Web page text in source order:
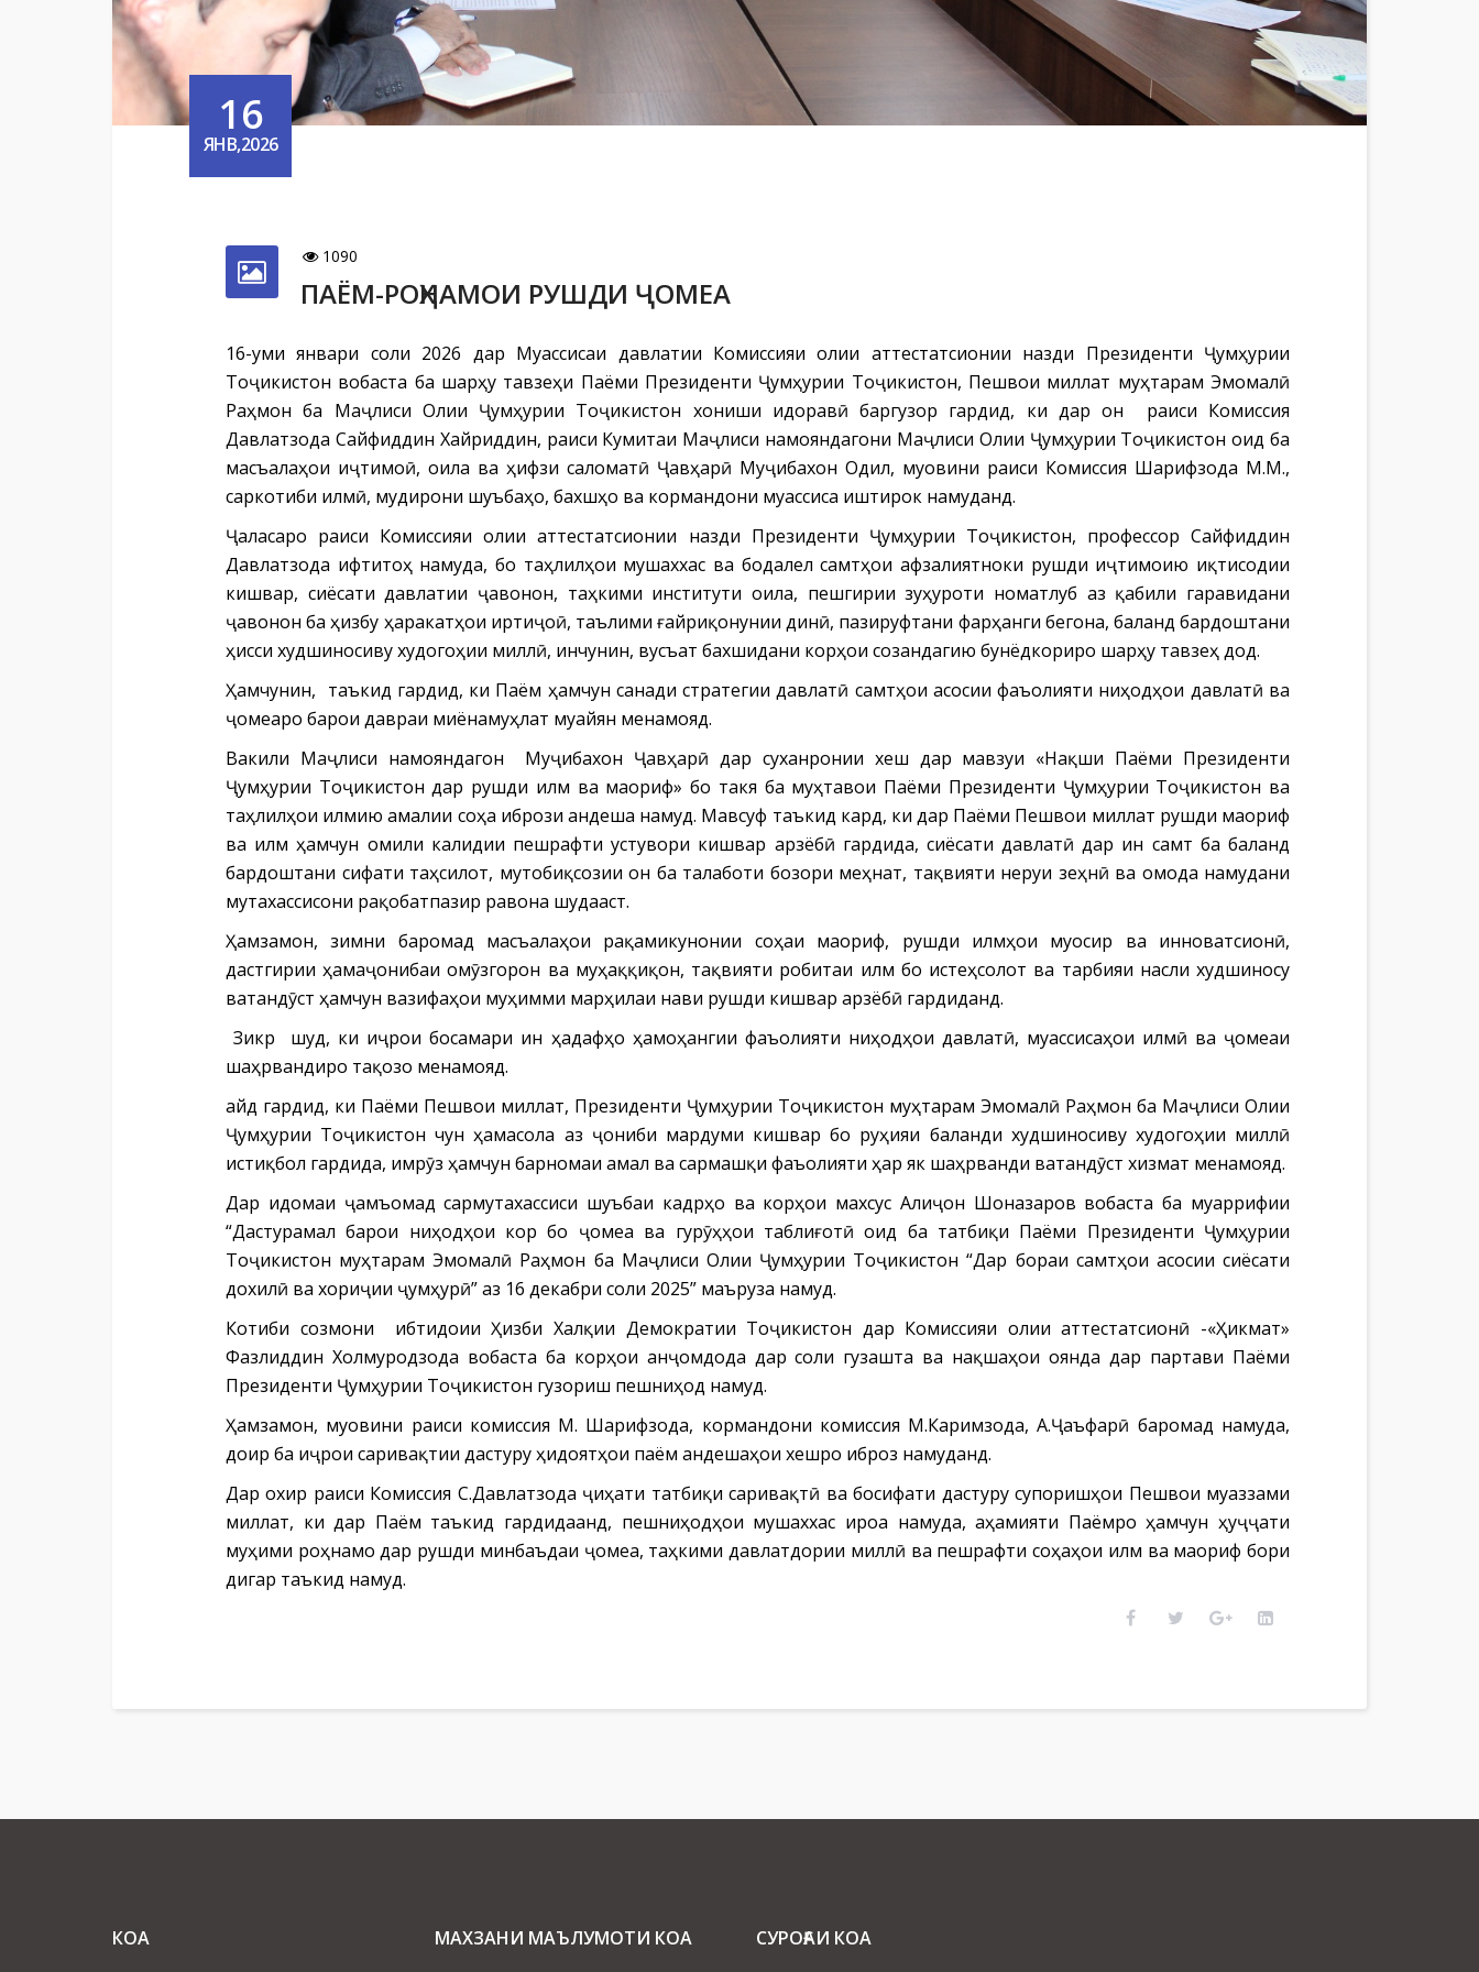
16
ЯНВ,2026
1090
ПАЁМ-РОҲНАМОИ РУШДИ ҶОМЕА
16-уми январи соли 2026 дар Муассисаи давлатии Комиссияи олии аттестатсионии назди Президенти Ҷумҳурии
Тоҷикистон вобаста ба шарҳу тавзеҳи Паёми Президенти Ҷумҳурии Тоҷикистон, Пешвои миллат муҳтарам Эмомалӣ
Раҳмон ба Маҷлиси Олии Ҷумҳурии Тоҷикистон хониши идоравӣ баргузор гардид, ки дар он раиси Комиссия
Давлатзода Сайфиддин Хайриддин, раиси Кумитаи Маҷлиси намояндагони Маҷлиси Олии Ҷумҳурии Тоҷикистон оид ба
масъалаҳои иҷтимоӣ, оила ва ҳифзи саломатӣ Ҷавҳарӣ Муҷибахон Одил, муовини раиси Комиссия Шарифзода М.М.,
саркотиби илмӣ, мудирони шуъбаҳо, бахшҳо ва кормандони муассиса иштирок намуданд.
Ҷаласаро раиси Комиссияи олии аттестатсионии назди Президенти Ҷумҳурии Тоҷикистон, профессор Сайфиддин
Давлатзода ифтитоҳ намуда, бо таҳлилҳои мушаххас ва бодалел самтҳои афзалиятноки рушди иҷтимоию иқтисодии
кишвар, сиёсати давлатии ҷавонон, таҳкими институти оила, пешгирии зуҳуроти номатлуб аз қабили гаравидани
ҷавонон ба ҳизбу ҳаракатҳои иртиҷоӣ, таълими ғайриқонунии динӣ, пазируфтани фарҳанги бегона, баланд бардоштани
ҳисси худшиносиву худогоҳии миллӣ, инчунин, вусъат бахшидани корҳои созандагию бунёдкориро шарҳу тавзеҳ дод.
Ҳамчунин, таъкид гардид, ки Паём ҳамчун санади стратегии давлатӣ самтҳои асосии фаъолияти ниҳодҳои давлатӣ ва
ҷомеаро барои давраи миёнамуҳлат муайян менамояд.
Вакили Маҷлиси намояндагон Муҷибахон Ҷавҳарӣ дар суханронии хеш дар мавзуи «Нақши Паёми Президенти
Ҷумҳурии Тоҷикистон дар рушди илм ва маориф» бо такя ба муҳтавои Паёми Президенти Ҷумҳурии Тоҷикистон ва
таҳлилҳои илмию амалии соҳа ибрози андеша намуд. Мавсуф таъкид кард, ки дар Паёми Пешвои миллат рушди маориф
ва илм ҳамчун омили калидии пешрафти устувори кишвар арзёбӣ гардида, сиёсати давлатӣ дар ин самт ба баланд
бардоштани сифати таҳсилот, мутобиқсозии он ба талаботи бозори меҳнат, тақвияти неруи зеҳнӣ ва омода намудани
мутахассисони рақобатпазир равона шудааст.
Ҳамзамон, зимни баромад масъалаҳои рақамикунонии соҳаи маориф, рушди илмҳои муосир ва инноватсионӣ,
дастгирии ҳамаҷонибаи омӯзгорон ва муҳаққиқон, тақвияти робитаи илм бо истеҳсолот ва тарбияи насли худшиносу
ватандӯст ҳамчун вазифаҳои муҳимми марҳилаи нави рушди кишвар арзёбӣ гардиданд.
Зикр шуд, ки иҷрои босамари ин ҳадафҳо ҳамоҳангии фаъолияти ниҳодҳои давлатӣ, муассисаҳои илмӣ ва ҷомеаи
шаҳрвандиро тақозо менамояд.
Қайд гардид, ки Паёми Пешвои миллат, Президенти Ҷумҳурии Тоҷикистон муҳтарам Эмомалӣ Раҳмон ба Маҷлиси Олии
Ҷумҳурии Тоҷикистон чун ҳамасола аз ҷониби мардуми кишвар бо руҳияи баланди худшиносиву худогоҳии миллӣ
истиқбол гардида, имрӯз ҳамчун барномаи амал ва сармашқи фаъолияти ҳар як шаҳрванди ватандӯст хизмат менамояд.
Дар идомаи ҷамъомад сармутахассиси шуъбаи кадрҳо ва корҳои махсус Алиҷон Шоназаров вобаста ба муаррифии
“Дастурамал барои ниҳодҳои кор бо ҷомеа ва гурӯҳҳои таблиғотӣ оид ба татбиқи Паёми Президенти Ҷумҳурии
Тоҷикистон муҳтарам Эмомалӣ Раҳмон ба Маҷлиси Олии Ҷумҳурии Тоҷикистон “Дар бораи самтҳои асосии сиёсати
дохилӣ ва хориҷии ҷумҳурӣ” аз 16 декабри соли 2025” маъруза намуд.
Котиби созмони ибтидоии Ҳизби Халқии Демократии Тоҷикистон дар Комиссияи олии аттестатсионӣ -«Ҳикмат»
Фазлиддин Холмуродзода вобаста ба корҳои анҷомдода дар соли гузашта ва нақшаҳои оянда дар партави Паёми
Президенти Ҷумҳурии Тоҷикистон гузориш пешниҳод намуд.
Ҳамзамон, муовини раиси комиссия М. Шарифзода, кормандони комиссия М.Каримзода, А.Ҷаъфарӣ баромад намуда,
доир ба иҷрои саривақтии дастуру ҳидоятҳои паём андешаҳои хешро иброз намуданд.
Дар охир раиси Комиссия С.Давлатзода ҷиҳати татбиқи саривақтӣ ва босифати дастуру супоришҳои Пешвои муаззами
миллат, ки дар Паём таъкид гардидаанд, пешниҳодҳои мушаххас ироа намуда, аҳамияти Паёмро ҳамчун ҳуҷҷати
муҳими роҳнамо дар рушди минбаъдаи ҷомеа, таҳкими давлатдории миллӣ ва пешрафти соҳаҳои илм ва маориф бори
дигар таъкид намуд.
КОА МАХЗАНИ МАЪЛУМОТИ КОА СУРОҒАИ КОА